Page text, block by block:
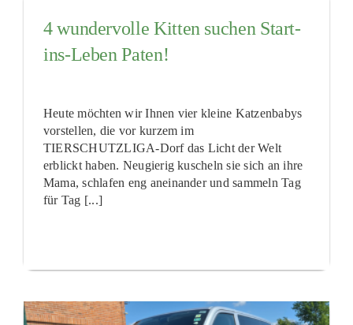
4 wundervolle Kitten suchen Start-
ins-Leben Paten!
Heute möchten wir Ihnen vier kleine Katzenbabys
vorstellen, die vor kurzem im
TIERSCHUTZLIGA-Dorf das Licht der Welt
erblickt haben. Neugierig kuscheln sie sich an ihre
Mama, schlafen eng aneinander und sammeln Tag
für Tag [...]